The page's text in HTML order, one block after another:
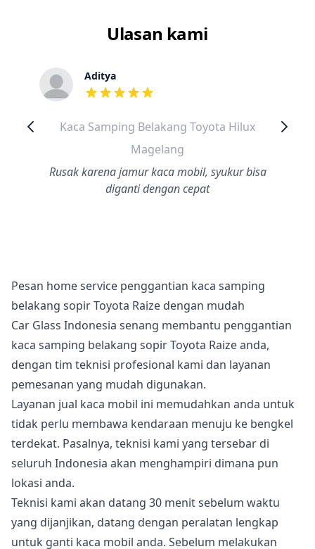
Ulasan kami
Aditya
dari ulasan adalah bintang lima
Kaca Samping Belakang Toyota Hilux
Magelang
Rusak karena jamur kaca mobil, syukur bisa
diganti dengan cepat
Pesan home service penggantian kaca samping
belakang sopir Toyota Raize dengan mudah
Car Glass Indonesia senang membantu penggantian
kaca samping belakang sopir Toyota Raize anda,
dengan tim teknisi profesional kami dan layanan
pemesanan yang mudah digunakan.
Layanan jual kaca mobil ini memudahkan anda untuk
tidak perlu membawa kendaraan menuju ke bengkel
terdekat. Pasalnya, teknisi kami yang tersebar di
seluruh Indonesia akan menghampiri dimana pun
lokasi anda.
Teknisi kami akan datang 30 menit sebelum waktu
yang dijanjikan, datang dengan peralatan lengkap
untuk ganti kaca mobil anda. Sebelum melakukan